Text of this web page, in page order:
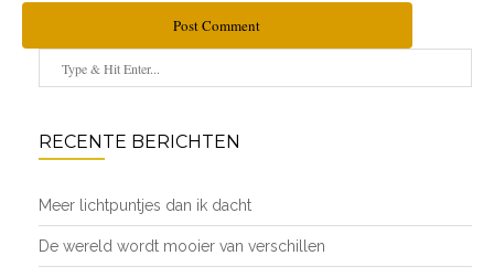
Post Comment
RECENTE BERICHTEN
Meer lichtpuntjes dan ik dacht
De wereld wordt mooier van verschillen